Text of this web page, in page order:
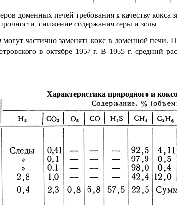
доменных печей требования к качеству кокса
снижение содержания серы и золы.
могут частично заменять кокс в доменной печи.
в октябре 1957 г. В 1965 г. средний
Характеристика природного и